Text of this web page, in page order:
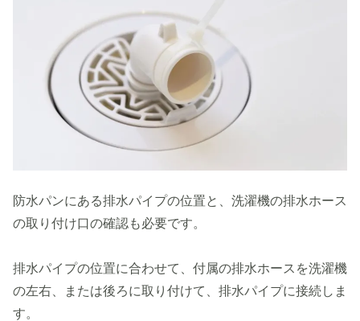
防水パンにある排水パイプの位置と、洗濯機の排水ホース
の取り付け口の確認も必要です。
排水パイプの位置に合わせて、付属の排水ホースを洗濯機
の左右、または後ろに取り付けて、排水パイプに接続しま
す。